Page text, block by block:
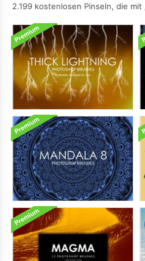
2.199 kostenlosen Pinseln, die mit